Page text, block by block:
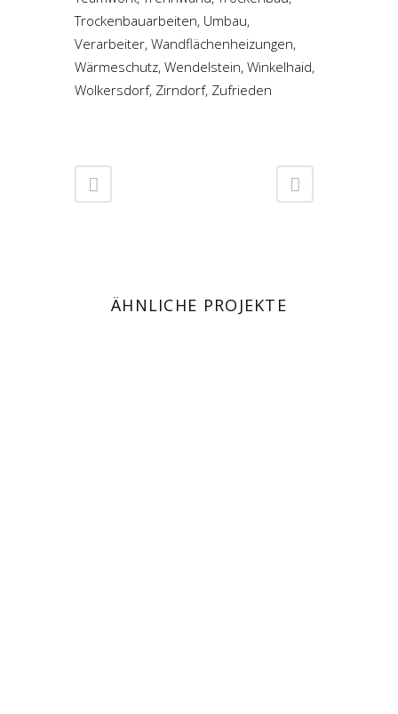
Trockenbauarbeiten, Umbau,
Verarbeiter, Wandflächenheizungen,
Wärmeschutz, Wendelstein, Winkelhaid,
Wolkersdorf, Zirndorf, Zufrieden
ÄHNLICHE PROJEKTE